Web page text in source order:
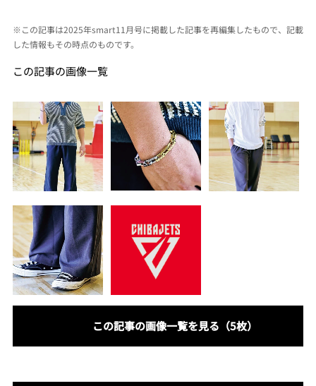
※この記事は2025年smart11月号に掲載した記事を再編集したもので、記載
した情報もその時点のものです。
この記事の画像一覧
この記事の画像一覧を見る（5枚）